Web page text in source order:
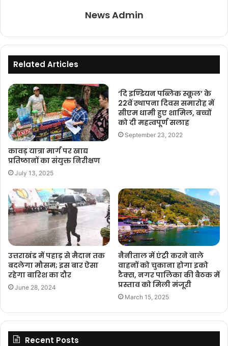
News Admin
Related Articles
कावड़ यात्रा मार्ग पर खाद्य
प्रतिष्ठानों का संयुक्त निरीक्षण
July 13, 2025
‘दि इण्डियन पब्लिक स्कूल’ के
22वें स्थापना दिवस समारोह में
सीएम धामी हुए शामिल, बच्चों
को दी महत्वपूर्ण सलाह
September 23, 2022
उत्तराखंड में पहाड़ से मैदान तक
बदलेगा मौसम; इस बार ऐसा
रहेगा बारिश का दौर
June 28, 2024
नैनीताल में एंट्री करने वाले
वाहनों को चुकाना होगा इको
टैक्स, नगर पालिका की बैठक में
प्रस्ताव को मिली मंजूरी
March 15, 2025
Recent Posts